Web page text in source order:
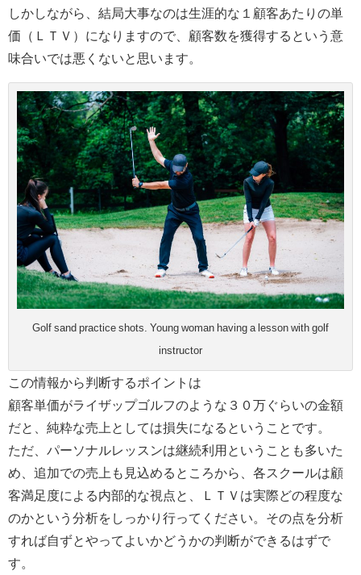
しかしながら、結局大事なのは生涯的な１顧客あたりの単
価（ＬＴＶ）になりますので、顧客数を獲得するという意
味合いでは悪くないと思います。
Golf sand practice shots. Young woman having a lesson with golf
instructor
この情報から判断するポイントは
顧客単価がライザップゴルフのような３０万ぐらいの金額
だと、純粋な売上としては損失になるということです。
ただ、パーソナルレッスンは継続利用ということも多いた
め、追加での売上も見込めるところから、各スクールは顧
客満足度による内部的な視点と、ＬＴＶは実際どの程度な
のかという分析をしっかり行ってください。その点を分析
すれば自ずとやってよいかどうかの判断ができるはずで
す。